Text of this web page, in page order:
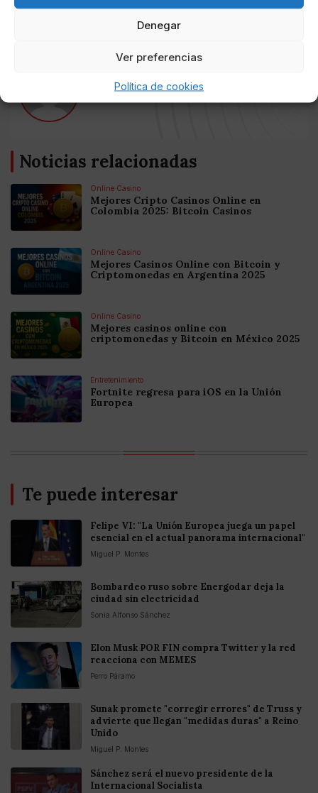
Denegar
Ver preferencias
Política de cookies
componen dichos destinos.
AUTOR
COLUMNA CERO
Noticias relacionadas
Online Casino
Mejores Cripto Casinos Online en
Colombia 2025: Bitcoin Casinos
Online Casino
Mejores Casinos Online con Bitcoin y
Criptomonedas en Argentina 2025
Online Casino
Mejores casinos online con
criptomonedas y Bitcoin en México 2025
Entretenimiento
Fortnite regresa para iOS en la Unión
Europea
Te puede interesar
Felipe VI: "La Unión Europea juega un papel
esencial en el actual panorama internacional"
Miguel P. Montes
Bombardeo ruso sobre Energodar deja la
ciudad sin electricidad
Sonia Alfonso Sánchez
Elon Musk POR FIN compra Twitter y la red
reacciona con MEMES
Perro Páramo
Sunak promete "corregir errores" de Truss y
advierte que llegan "medidas duras" a Reino
Unido
Miguel P. Montes
Sánchez será el nuevo presidente de la
Internacional Socialista